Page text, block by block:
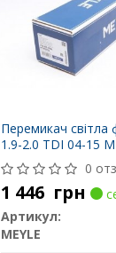
Перемикач світла
1.9-2.0 TDI 04-15
0
1 446 грн
Артикул:
MEYLE